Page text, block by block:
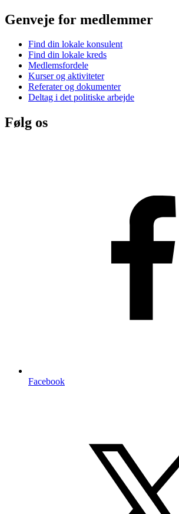
Genveje for medlemmer
Find din lokale konsulent
Find din lokale kreds
Medlemsfordele
Kurser og aktiviteter
Referater og dokumenter
Deltag i det politiske arbejde
Følg os
Facebook